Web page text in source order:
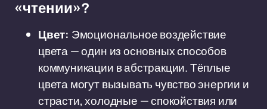
«чтении»?
Цвет: Эмоциональное воздействие
цвета — один из основных способов
коммуникации в абстракции. Тёплые
цвета могут вызывать чувство энергии и
страсти, холодные — спокойствия или